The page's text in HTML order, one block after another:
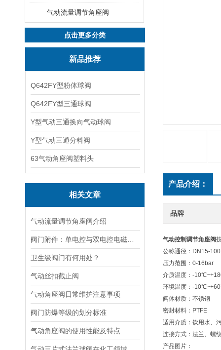
气动流量调节角座阀
点击更多分类
新品推荐
Q642FY型粉体球阀
Q642FY型三通球阀
Y型气动三通换向气动球阀
Y型气动三通分料阀
63气动角座阀塑料头
相关文章
气动流量调节角座阀介绍
卫生级阀门有何用处？
气动丝扣截止阀
气动角座阀日常维护注意事项
阀门防爆等级的划分标准
气动角座阀的使用性能及特点
产品介绍：
品牌
气动控制调节角座阀
公称通径：DN15-
压力范围：0-16bar
介质温度：-
环境温度：-
阀体材质：不锈钢
密封材料：PTFE
适用介质：饮用水、
连接方式：法兰、螺
产品图片：